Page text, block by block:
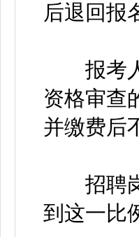
后退回报
报考人
资格审查
并缴费后
招聘岗
到这一比